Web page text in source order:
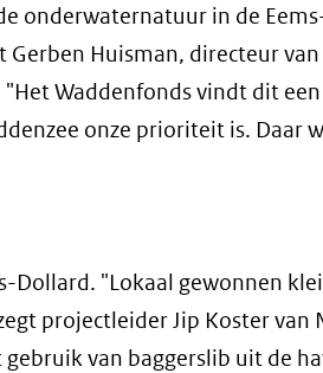
onderwaternatuur in de
Gerben Huisman, directeur
Waddenfonds vindt dit een
onze prioriteit is. Daar
Dollard. "Lokaal gewonnen
projectleider Jip Koster van
van baggerslib uit de